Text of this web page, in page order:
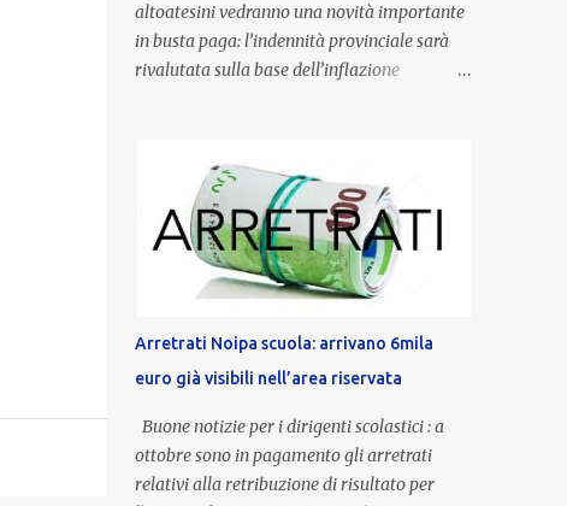
altoatesini vedranno una novità importante
in busta paga: l’indennità provinciale sarà
rivalutata sulla base dell’inflazione
un’anzianità compresa tra 9 e 20 anni
potranno raggiungere fino a 1.002 euro lordi
annui. Il nuovo contratto provinciale
introduce inoltre un congedo speciale
dedicato alle donne vittime di violenza di
genere, in linea con la normativa nazionale e
con l’obiettivo di offrire maggiore tutela e
supporto in situazioni delicate. L’indennità
provinciale per i docenti è un unicum in
Italia: si tratta di una misura esclusiva della
Provincia autonoma di Bolzano, che integra
Arretrati Noipa scuola: arrivano 6mila
euro già visibili nell’area riservata
Buone notizie per i dirigenti scolastici : a
ottobre sono in pagamento gli arretrati
relativi alla retribuzione di risultato per